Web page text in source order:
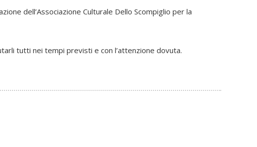
dell’Associazione Culturale Dello Scompiglio per la
tutti nei tempi previsti e con l’attenzione dovuta.